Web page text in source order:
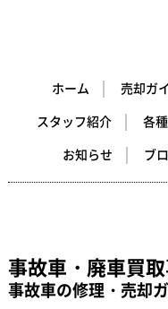
ホーム 売却ガ
スタッフ紹介
各
お知らせ
ブ
事故車・廃車買
事故車の修理・売却